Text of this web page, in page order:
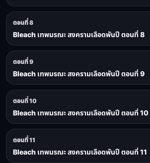
ตอนที่ 8
Bleach เทพมรณะ สงครามเลือดพันปี ตอนที่ 8
ตอนที่ 9
Bleach เทพมรณะ สงครามเลือดพันปี ตอนที่ 9
ตอนที่ 10
Bleach เทพมรณะ สงครามเลือดพันปี ตอนที่ 10
ตอนที่ 11
Bleach เทพมรณะ สงครามเลือดพันปี ตอนที่ 11